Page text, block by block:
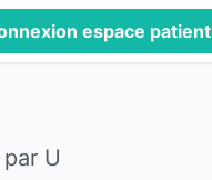
espace patient
U